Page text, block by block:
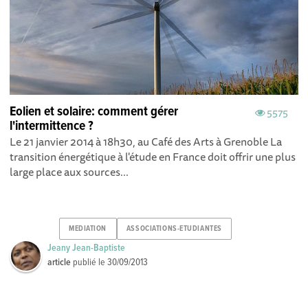
5575
Eolien et solaire: comment gérer
l'intermittence ?
Le 21 janvier 2014 à 18h30, au Café des Arts à Grenoble La
transition énergétique à l'étude en France doit offrir une plus
large place aux sources...
MEDIATION ASSOCIATIONS-ETUDIANTES
Jeany Jean-Baptiste
article publié le30/09/2013